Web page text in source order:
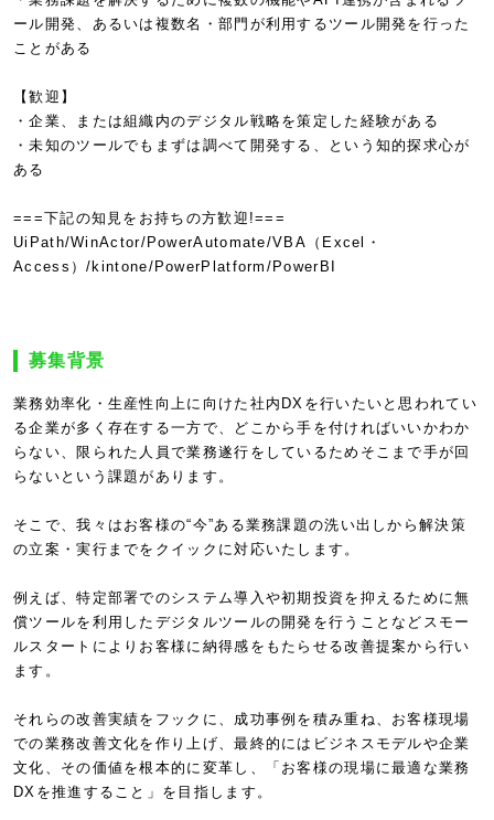
ール開発、あるいは複数名・部門が利用するツール開発を行った
ことがある
【歓迎】
・企業、または組織内のデジタル戦略を策定した経験がある
・未知のツールでもまずは調べて開発する、という知的探求心が
ある
===下記の知見をお持ちの方歓迎!===
UiPath/WinActor/PowerAutomate/VBA（Excel・
Access）/kintone/PowerPlatform/PowerBI
募集背景
業務効率化・生産性向上に向けた社内DXを行いたいと思われてい
る企業が多く存在する一方で、どこから手を付ければいいかわか
らない、限られた人員で業務遂行をしているためそこまで手が回
らないという課題があります。
そこで、我々はお客様の“今”ある業務課題の洗い出しから解決策
の立案・実行までをクイックに対応いたします。
例えば、特定部署でのシステム導入や初期投資を抑えるために無
償ツールを利用したデジタルツールの開発を行うことなどスモー
ルスタートによりお客様に納得感をもたらせる改善提案から行い
ます。
それらの改善実績をフックに、成功事例を積み重ね、お客様現場
での業務改善文化を作り上げ、最終的にはビジネスモデルや企業
文化、その価値を根本的に変革し、「お客様の現場に最適な業務
DXを推進すること」を目指します。